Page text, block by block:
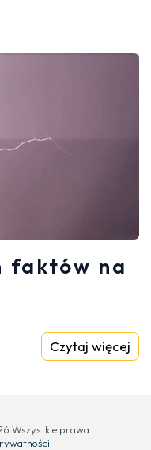
faktów na
Czytaj więcej
Wszystkie prawa